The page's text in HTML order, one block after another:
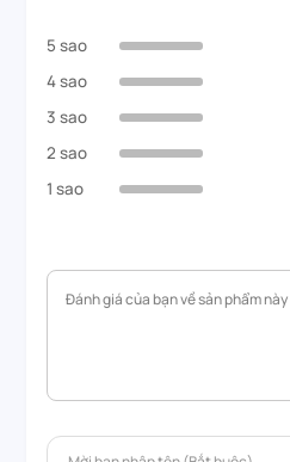
5 sao
4 sao
3 sao
2 sao
1 sao